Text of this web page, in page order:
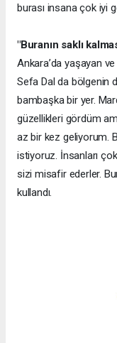
burası insana çok iyi
"Buranın saklı
Ankara’da yaşayan
Sefa Dal da bölgenin
bambaşka bir yer.
güzellikleri gördüm
az bir kez geliyorum.
istiyoruz. İnsanları
sizi misafir ederler.
kullandı.